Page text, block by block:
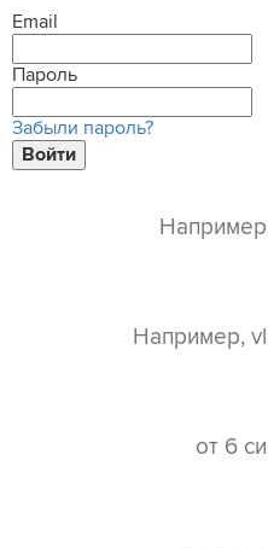
Email
Пароль
Забыли пароль?
Войти